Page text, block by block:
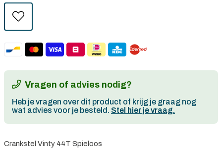
Vragen of advies nodig?
Heb je vragen over dit product of krijg je graag nog
wat advies voor je besteld. Stel hier je vraag.
Crankstel Vinty 44T Spieloos
Gratis verzending in België vanaf €100